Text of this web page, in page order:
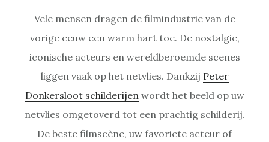
Vele mensen dragen de filmindustrie van de
vorige eeuw een warm hart toe. De nostalgie,
iconische acteurs en wereldberoemde scenes
liggen vaak op het netvlies. Dankzij Peter
Donkersloot schilderijen wordt het beeld op uw
netvlies omgetoverd tot een prachtig schilderij.
De beste filmscène, uw favoriete acteur of